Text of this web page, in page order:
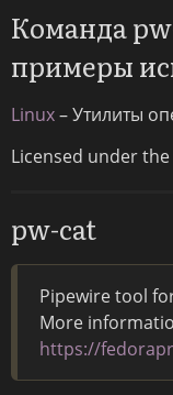
Команда
примеры
Linux– Утилиты
Licensed under the
pw-cat
Pipewire tool
More
https://